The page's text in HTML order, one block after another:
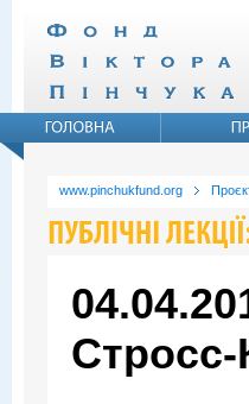
www.pinchukfund.org
Стросс-